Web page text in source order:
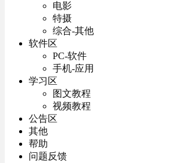
电影
特摄
综合-其他
软件区
PC-软件
手机-应用
学习区
图文教程
视频教程
公告区
其他
帮助
问题反馈